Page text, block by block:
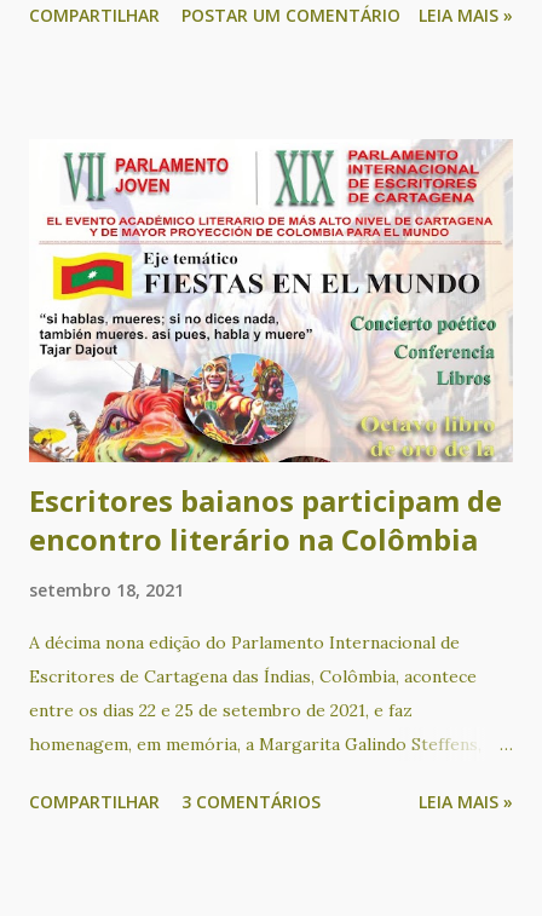
escritor é um dos convidados para participar em uma mesa
ele também apresenta o seu livro “Português afro-
brasileiro: o preenchimento do sujeito pronominal na
comunidade quilombola de Lagoinha”. Este livro de José
Carlos Assunção Novaes, decorrente de sua tese de
doutoramento, apresenta um importante panorama sobre a
questão do português afro-brasileiro, a partir do estudo
da comunidade quilombola da Lagoinha, localizada no
município de Nova Canaã, no sudoeste da Bahia. A partir de
sua leitura, qualquer pessoa interessada poderá obter
informações relevan...
COMPARTILHAR POSTAR UM COMENTÁRIO LEIA MAIS »
Escritores baianos participam de
encontro literário na Colômbia
setembro 18, 2021
A décima nona edição do Parlamento Internacional de
Escritores de Cartagena das Índias, Colômbia, acontece
entre os dias 22 e 25 de setembro de 2021, e faz
homenagem, em memória, a Margarita Galindo Steffens,
Enrique Jatibe Tome. Poetas baianos no evento: Valdeck
COMPARTILHAR 3 COMENTÁRIOS LEIA MAIS »